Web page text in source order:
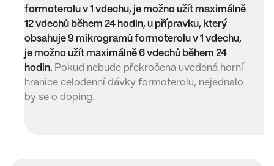
formoterolu v 1 vdechu, je možno užít maximálně
12 vdechů během 24 hodin, u přípravku, který
obsahuje 9 mikrogramů formoterolu v 1 vdechu,
je možno užít maximálně 6 vdechů během 24
hodin. Pokud nebude překročena uvedená horní
hranice celodenní dávky formoterolu, nejednalo
by se o doping.